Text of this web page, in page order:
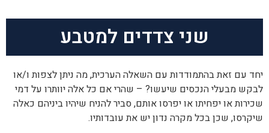
שני צדדים למטבע
יחד עם זאת בהתמודדות עם השאלה הערכית, מה ניתן לצפות ו/או
לבקש מבעלי הנכסים שיעשו? – שהרי אם כל אלה יוותרו על דמי
שכירות או יפחיתו או יפרסו אותם, סביר להניח שיהיו ביניהם כאלה
שיקרסו, שכן בכל מקרה נדון יש את עובדותיו.